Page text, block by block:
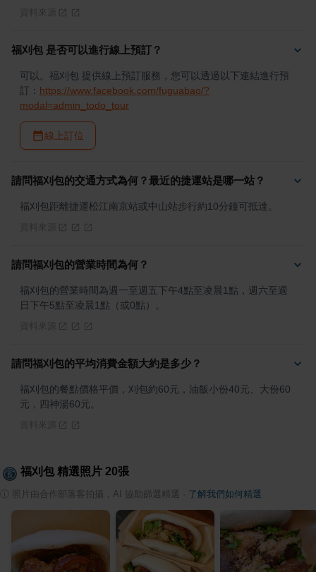
福刈包 是否可以進行線上預訂？
可以。福刈包 提供線上預訂服務，您可以透過以下連結進行預
訂： https://www.facebook.com/fuguabao/?
modal=admin_todo_tour
線上訂位
請問福刈包的交通方式為何？最近的捷運站是哪一站？
福刈包距離捷運松江南京站或中山站步行約10分鐘可抵達。
請問福刈包的營業時間為何？
福刈包的營業時間為週一至週五下午4點至凌晨1點，週六至週
日下午5點至凌晨1點（或0點）。
請問福刈包的平均消費金額大約是多少？
福刈包的餐點價格平價，刈包約60元，油飯小份40元、大份60
元，四神湯60元。
福刈包 精選照片 20張
照片由合作部落客拍攝，AI 協助篩選精選 了解我們如何精選